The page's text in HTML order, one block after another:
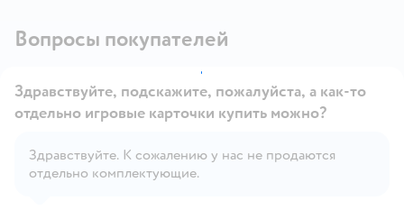
Вопросы покупателей
Открыть вопрос
Здравствуйте, подскажите, пожалуйста, а как-то
отдельно игровые карточки купить можно?
Здравствуйте. К сожалению у нас не продаются
отдельно комплектующие.